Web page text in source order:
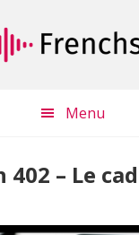
Menu
402 – Le